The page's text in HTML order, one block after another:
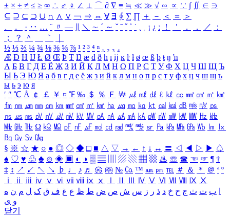
± × ÷ ≠ ≤ ≥ ∞ ∴ ♂ ♀ ∠ ⊥ ⌒ ∂ ∇ ≡ ≒ ≪ ≫ √ ∽ ∝ ∵ ∫ ∬ ∈ ∋
⊆ ⊇ ⊂ ⊃ ∪ ∩ ∧ ∨ ￢ ⇒ ⇔ ∀ ∃ ∮ ∑ ∏ ＋ － ＜ ＝
＞
、
。 · ‥ … ¨ 〃 ― ＼ ∼ ´ ～ ˇ ˘ ˝ ˚ ˙ ¸ ¡ ¿ ː ！ ＇ ， ． ／
：
；
？ ＾ ｀
½ ⅓ ⅔ ¼ ¾ ⅛ ⅜ ⅝ ⅞ ¹ ² ³ ⁴ ⁿ ₁ ₂ ₃ ₄
Æ Ð Ħ Ĳ Ł Ø Œ Þ Ŧ Ŋ æ đ ð ħ ı ĳ ĸ ŀ ł ø œ ß þ ŧ ŋ ŉ
А Б В Г Д Е Ё Ж З И Й К Л М Н О П Р С Т У Ф Х Ц Ч Ш Щ Ъ
Ы Ь Э Ю Я а б в г д е ё ж з и й к л м н о п р с т у ф х ц ч ш щ ъ
ы ь э ю я
′ ″ ℃ Å ￠ ￡ ￥ ¤ ℉ ‰ ＄ ％ Ｆ ￦ ㎕ ㎖ ㎗ ℓ ㎘ ㏄ ㎣ ㎤ ㎥ ㎦
㎙ ㎚ ㎛ ㎜ ㎝ ㎞ ㎟ ㎠ ㎡ ㎢ ㏊ ㎍ ㎎ ㎏ ㏏ ㎈ ㎉ ㏈ ㎧ ㎨ ㎰
㎱ ㎲ ㎳ ㎴ ㎵ ㎶ ㎷ ㎸ ㎹ ㎀ ㎁ ㎂ ㎃ ㎄ ㎺ ㎻ ㎽ ㎾ ㎿ ㎐ ㎑
㎒ ㎓ ㎔ Ω ㏀ ㏁ ㎊ ㎋ ㎌ ㏖ ㏅ ㎭ ㎮ ㎯ ㏛ ㎩ ㎪ ㎫ ㎬ ㏝ ㏐
㏓
㏃ ㏉ ㏜ ㏆
§ ※ ☆ ★ ○ ● ◎ ◇ ◆ □ ■ △ ▽ → ← ↑ ↓ ↔ 〓 ◁ ◀ ▷ ▶ ♤
♠ ♡ ♥ ♧ ♣ ⊙ ◈ ▣ ◐ ◑ ▒ ▤ ▨ ▧ ▦ ▩ ♨ ☏ ☎ ☜ ☞ ¶ †
‡ ↕ ↗ ↙ ↖ ↘ ♭ ♩ ♪ ♬ ㉿ ㈜ № ㏇ ™ ㏂ ㏘ ℡ ＃ ＆ ＊ ＠ ª º
ⅰ
ⅱ ⅲ ⅳ ⅴ ⅵ ⅶ ⅷ ⅸ ⅹ Ⅳ Ⅴ Ⅵ Ⅶ Ⅷ Ⅸ Ⅹ
ب ت ث ج ح خ د ذ ر ز س ش ص ض ط ظ ع غ ف ق ک ل م ن ه
و ی
닫기